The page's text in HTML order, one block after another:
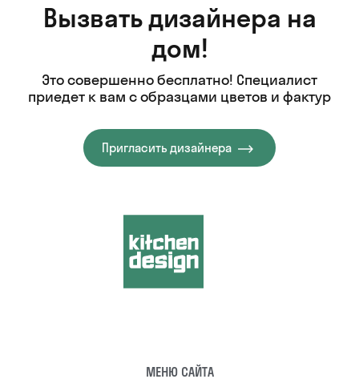
Вызвать дизайнера на
дом!
Это совершенно бесплатно! Специалист
приедет к вам с образцами цветов и фактур
Пригласить дизайнера
МЕНЮ САЙТА